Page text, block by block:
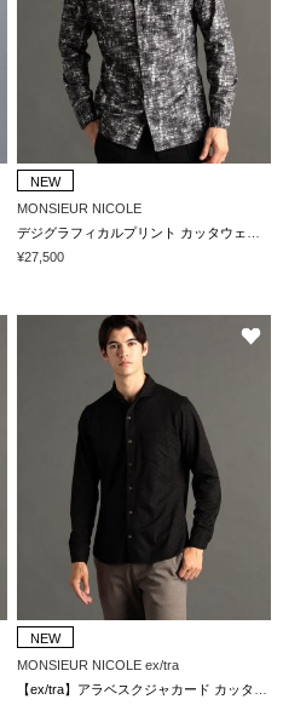
NEW
MONSIEUR NICOLE
¥27,500
NEW
MONSIEUR NICOLE ex/tra